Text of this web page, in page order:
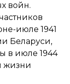
войн.
июле 1941
Беларуси,
в июле 1944
жизни